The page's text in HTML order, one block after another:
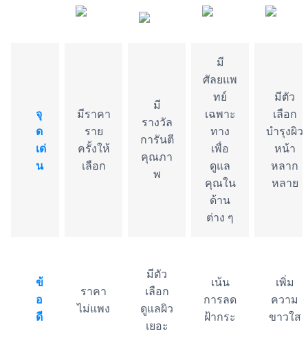
จุ
ด
เด่
น
มีราคา
ราย
ครั้งให้
เลือก
มี
รางวัล
การันตี
คุณภา
พ
มี
ศัลยแพ
ทย์
เฉพาะ
ทาง
เพื่อ
ดูแล
คุณใน
ด้าน
ต่าง ๆ
มีตัว
เลือก
บำรุงผิว
หน้า
หลาก
หลาย
ข้
อ
ดี
ราคา
ไม่แพง
มีตัว
เลือก
ดูแลผิว
เยอะ
เน้น
การลด
ฝ้ากระ
เพิ่ม
ความ
ขาวใส